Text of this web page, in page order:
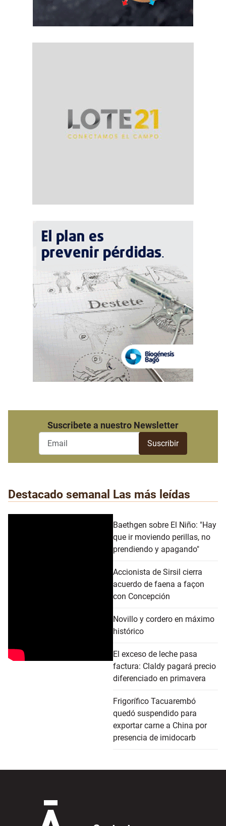
Suscribete a nuestro Newsletter
Destacado semanal Las más leídas
Baethgen sobre El Niño: "Hay
que ir moviendo perillas, no
prendiendo y apagando"
Accionista de Sirsil cierra
acuerdo de faena a façon
con Concepción
Novillo y cordero en máximo
histórico
El exceso de leche pasa
factura: Claldy pagará precio
diferenciado en primavera
Frigorífico Tacuarembó
quedó suspendido para
exportar carne a China por
presencia de imidocarb